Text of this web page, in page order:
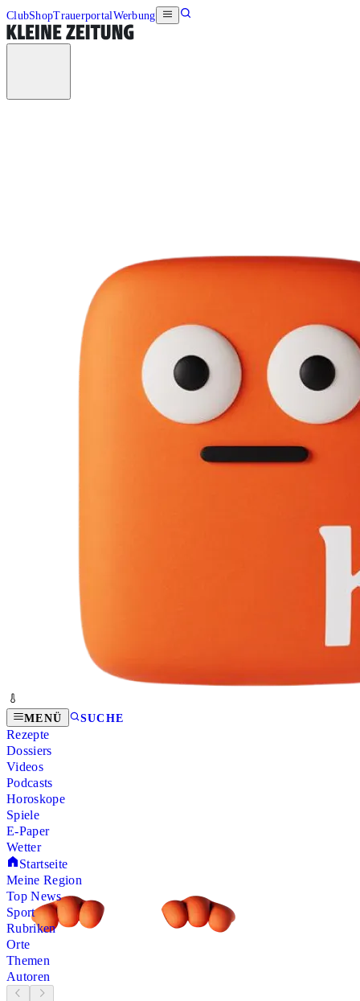
ClubShopTrauerportalWerbung
MENÜ SUCHE
Rezepte
Dossiers
Videos
Podcasts
Horoskope
Spiele
E-Paper
Wetter
Startseite
Meine Region
Top News
Sport
Rubriken
Orte
Themen
Autoren